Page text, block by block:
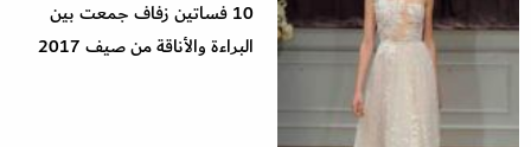
10 فساتين زفاف جمعت بين
البراءة والأناقة من صيف 2017